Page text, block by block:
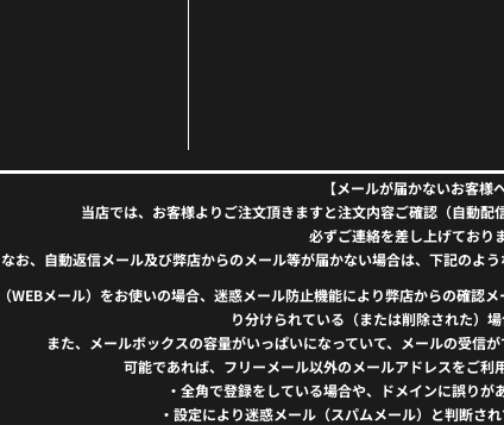
【メールが届かないお客様へ
当店では、お客様よりご注文頂きますと注文内容ご確認（自動配
必ずご連絡を差し上げておりま
なお、自動返信メール及び弊店からのメール等が届かない場合は、下記のよ
メール）をお使いの場合、迷惑メール防止機能により弊店からの確認
り分けられている（または削除された）場
また、メールボックスの容量がいっぱいになっていて、メールの受信
可能であれば、フリーメール以外のメールアドレスをご利
・全角で登録をしている場合や、ドメインに誤りが
・設定により迷惑メール（スパムメール）と判断さ